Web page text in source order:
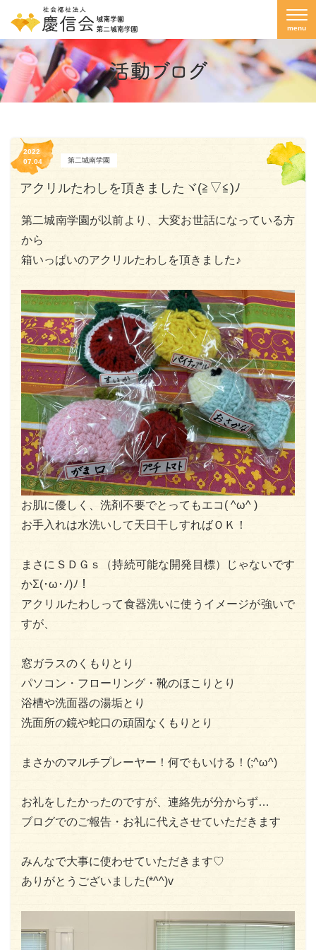
2022
07.04
第二城南学園
アクリルたわしを頂きましたヾ(≧▽≦)ﾉ
第二城南学園が以前より、大変お世話になっている方
から
箱いっぱいのアクリルたわしを頂きました♪
お肌に優しく、洗剤不要でとってもエコ( ^ω^ )
お手入れは水洗いして天日干しすればＯＫ！
まさにＳＤＧｓ（持続可能な開発目標）じゃないです
かΣ(･ω･ﾉ)ﾉ！
アクリルたわしって食器洗いに使うイメージが強いで
すが、
窓ガラスのくもりとり
パソコン・フローリング・靴のほこりとり
浴槽や洗面器の湯垢とり
洗面所の鏡や蛇口の頑固なくもりとり
まさかのマルチプレーヤー！何でもいける！(;^ω^)
お礼をしたかったのですが、連絡先が分からず…
ブログでのご報告・お礼に代えさせていただきます
みんなで大事に使わせていただきます♡
ありがとうございました(*^^)v
menu